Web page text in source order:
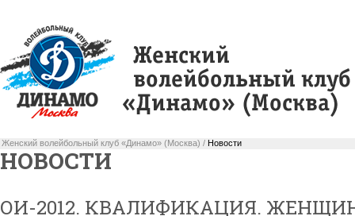
Женский волейбольный клуб «Динамо» (Москва) / Новости
НОВОСТИ
ОИ-2012. КВАЛИФИКАЦИЯ.